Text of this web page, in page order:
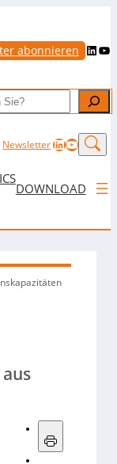
abonnieren LinkedIn YouTube
NewsletterLinkedIn
DOWNLOAD